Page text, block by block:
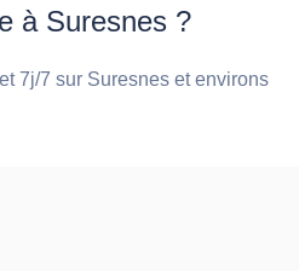
à Suresnes ?
7j/7 sur Suresnes et environs